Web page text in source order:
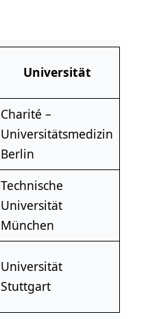
Universität
Charité –
Universitätsmedizin
Berlin
Technische
Universität
München
Universität
Stuttgart